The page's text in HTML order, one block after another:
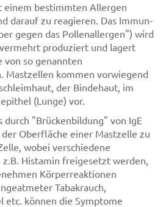
bestimmten Allergen
darauf zu reagieren. Das Immun-
gegen das Pollenallergen") wird
produziert und lagert
von so genannten
Mastzellen kommen vorwiegend
der Bindehaut, im
(Lunge) vor.
durch "Brückenbildung" von IgE
Oberfläche einer Mastzelle zu
wobei verschiedene
Histamin freigesetzt werden,
Körperreaktionen
Tabakrauch,
etc. können die Symptome